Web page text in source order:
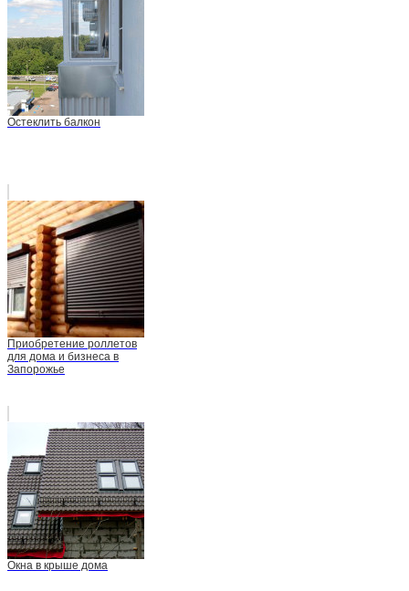
Остеклить балкон
Приобретение роллетов
для дома и бизнеса в
Запорожье
Окна в крыше дома